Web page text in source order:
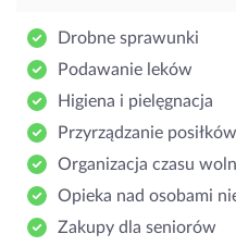
Drobne sprawunki
Podawanie leków
Higiena i pielęgnacja
Przyrządzanie posiłków
Organizacja czasu
Opieka nad osobami
Zakupy dla seniorów